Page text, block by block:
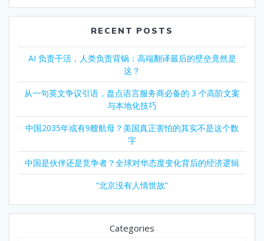
RECENT POSTS
AI 负责干活，人类负责背锅：高端翻译最后的壁垒竟然是
这？
从一句英文争议引语，盘点语言服务商必备的 3 个高阶文案
与本地化技巧
中国2035年或有9艘航母？美国真正害怕的其实不是这个数
字
中国是伙伴还是竞争者？全球对华态度变化背后的经济逻辑
“北京没有人情世故”
Categories